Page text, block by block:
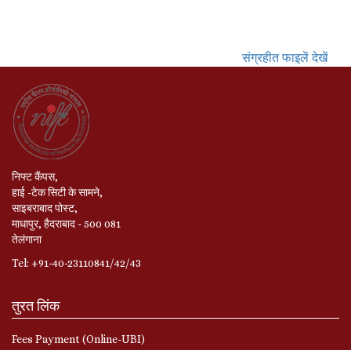
संग्रहीत फाइलें देखें
निफ्ट कैंपस,
हाई -टेक सिटी के सामने,
साइबराबाद पोस्ट,
माधापुर, हैदराबाद - 500 081
तेलंगाना
Tel: +91-40-23110841/42/43
तुरत लिंक
Fees Payment (Online-UBI)